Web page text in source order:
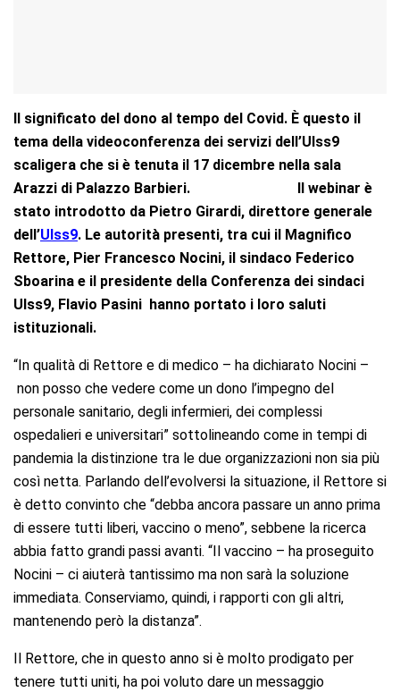
Il significato del dono al tempo del Covid. È questo il
tema della videoconferenza dei servizi dell’Ulss9
scaligera che si è tenuta il 17 dicembre nella sala
Arazzi di Palazzo Barbieri. Il webinar è
stato introdotto da Pietro Girardi, direttore generale
dell’Ulss9. Le autorità presenti, tra cui il Magnifico
Rettore, Pier Francesco Nocini, il sindaco Federico
Sboarina e il presidente della Conferenza dei sindaci
Ulss9, Flavio Pasini hanno portato i loro saluti
istituzionali.
“In qualità di Rettore e di medico – ha dichiarato Nocini –
non posso che vedere come un dono l’impegno del
personale sanitario, degli infermieri, dei complessi
ospedalieri e universitari” sottolineando come in tempi di
pandemia la distinzione tra le due organizzazioni non sia più
così netta. Parlando dell’evolversi la situazione, il Rettore si
è detto convinto che “debba ancora passare un anno prima
di essere tutti liberi, vaccino o meno”, sebbene la ricerca
abbia fatto grandi passi avanti. “Il vaccino – ha proseguito
Nocini – ci aiuterà tantissimo ma non sarà la soluzione
immediata. Conserviamo, quindi, i rapporti con gli altri,
mantenendo però la distanza”.
Il Rettore, che in questo anno si è molto prodigato per
tenere tutti uniti, ha poi voluto dare un messaggio